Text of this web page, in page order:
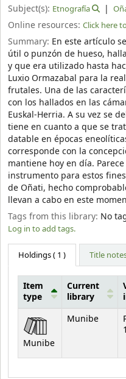
Subject(s): Etnografía
Online resources: Click here
Summary: En este artículo
útil o punzón de hueso,
y que era utilizado hasta
Luxio Ormazabal para la
frutales. Una de las
con los hallados en las
Euskal-Herria. A su vez se
tiene en cuanto a que se
datable en épocas
corresponde con la
mantiene hoy en día.
instrumento para estos
de Oñati, hecho
llevan a cabo en este
Tags from this library: No
Log in to add tags.
Holdings( 1 ) Title
Holdings
Item
type
Current
library
Munibe
Munibe